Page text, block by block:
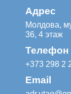
Адрес
Молдова,
36, 4 этаж
Телефон
+373 298 2
Email